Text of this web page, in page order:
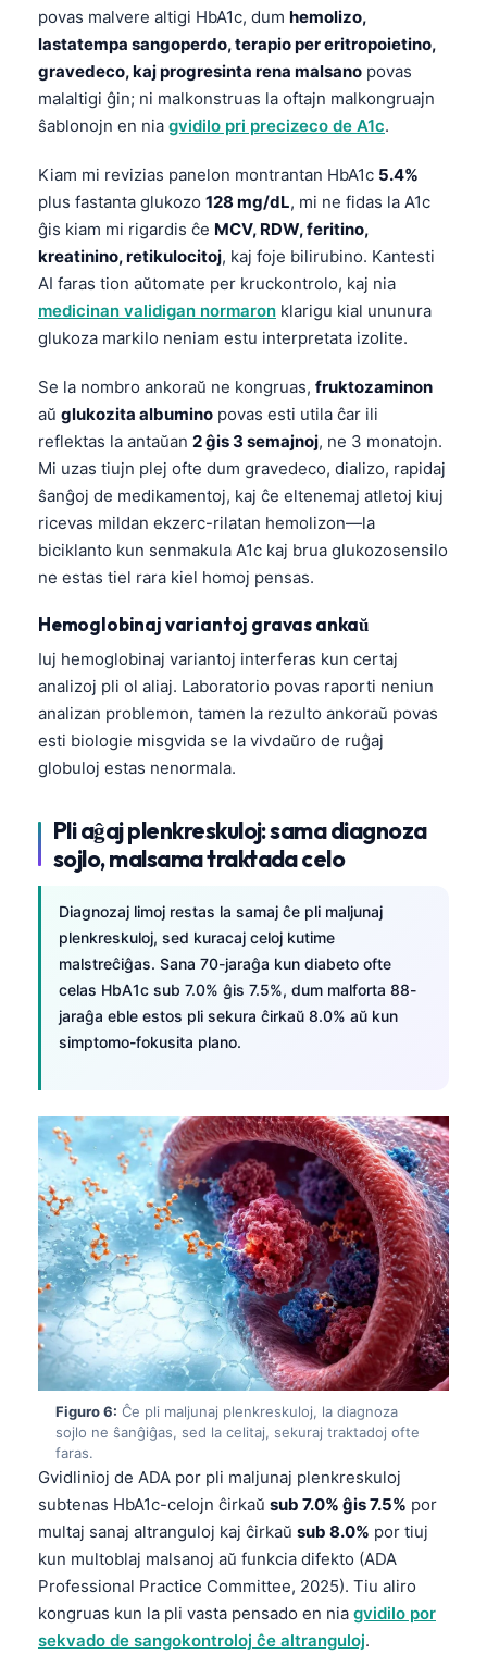
povas malvere altigi HbA1c, dum hemolizo,
lastatempa sangoperdo, terapio per eritropoietino,
gravedeco, kaj progresinta rena malsano povas
malaltigi ĝin; ni malkonstruas la oftajn malkongruajn
ŝablonojn en nia gvidilo pri precizeco de A1c.
Kiam mi revizias panelon montrantan HbA1c 5.4%
plus fastanta glukozo 128 mg/dL, mi ne fidas la A1c
ĝis kiam mi rigardis ĉe MCV, RDW, feritino,
kreatinino, retikulocitoj, kaj foje bilirubino. Kantesti
AI faras tion aŭtomate per kruckontrolo, kaj nia
medicinan validigan normaron klarigu kial ununura
glukoza markilo neniam estu interpretata izolite.
Se la nombro ankoraŭ ne kongruas, fruktozaminon
aŭ glukozita albumino povas esti utila ĉar ili
reflektas la antaŭan 2 ĝis 3 semajnoj, ne 3 monatojn.
Mi uzas tiujn plej ofte dum gravedeco, dializo, rapidaj
ŝanĝoj de medikamentoj, kaj ĉe eltenemaj atletoj kiuj
ricevas mildan ekzerc-rilatan hemolizon—la
biciklanto kun senmakula A1c kaj brua glukozosensilo
ne estas tiel rara kiel homoj pensas.
Hemoglobinaj variantoj gravas ankaŭ
Iuj hemoglobinaj variantoj interferas kun certaj
analizoj pli ol aliaj. Laboratorio povas raporti neniun
analizan problemon, tamen la rezulto ankoraŭ povas
esti biologie misgvida se la vivdaŭro de ruĝaj
globuloj estas nenormala.
Pli aĝaj plenkreskuloj: sama diagnoza
sojlo, malsama traktada celo
Diagnozaj limoj restas la samaj ĉe pli maljunaj
plenkreskuloj, sed kuracaj celoj kutime
malstreĉiĝas. Sana 70-jaraĝa kun diabeto ofte
celas HbA1c sub 7.0% ĝis 7.5%, dum malforta 88-
jaraĝa eble estos pli sekura ĉirkaŭ 8.0% aŭ kun
simptomo-fokusita plano.
Figuro 6: Ĉe pli maljunaj plenkreskuloj, la diagnoza
sojlo ne ŝanĝiĝas, sed la celitaj, sekuraj traktadoj ofte
faras.
Gvidlinioj de ADA por pli maljunaj plenkreskuloj
subtenas HbA1c-celojn ĉirkaŭ sub 7.0% ĝis 7.5% por
multaj sanaj altranguloj kaj ĉirkaŭ sub 8.0% por tiuj
kun multoblaj malsanoj aŭ funkcia difekto (ADA
Professional Practice Committee, 2025). Tiu aliro
kongruas kun la pli vasta pensado en nia gvidilo por
sekvado de sangokontroloj ĉe altranguloj.
සිංහල
অসমীয়া
Galego
Latviešu valoda
Македонски јазик
Euskara
Gàidhlig
Occitan
العربية المغربية
Afrikaans
Монгол
ພາສາລາວ
Basa Jawa
Cebuano
ئۇيغۇرچە
Беларуская мова
Frysk
Ślōnskŏ gŏdka
Norsk bokmål